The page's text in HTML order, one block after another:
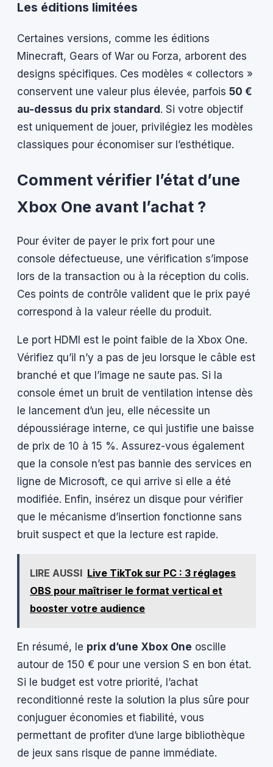
Les éditions limitées
Certaines versions, comme les éditions
Minecraft, Gears of War ou Forza, arborent des
designs spécifiques. Ces modèles « collectors »
conservent une valeur plus élevée, parfois 50 €
au-dessus du prix standard. Si votre objectif
est uniquement de jouer, privilégiez les modèles
classiques pour économiser sur l’esthétique.
Comment vérifier l’état d’une
Xbox One avant l’achat ?
Pour éviter de payer le prix fort pour une
console défectueuse, une vérification s’impose
lors de la transaction ou à la réception du colis.
Ces points de contrôle valident que le prix payé
correspond à la valeur réelle du produit.
Le port HDMI est le point faible de la Xbox One.
Vérifiez qu’il n’y a pas de jeu lorsque le câble est
branché et que l’image ne saute pas. Si la
console émet un bruit de ventilation intense dès
le lancement d’un jeu, elle nécessite un
dépoussiérage interne, ce qui justifie une baisse
de prix de 10 à 15 %. Assurez-vous également
que la console n’est pas bannie des services en
ligne de Microsoft, ce qui arrive si elle a été
modifiée. Enfin, insérez un disque pour vérifier
que le mécanisme d’insertion fonctionne sans
bruit suspect et que la lecture est rapide.
LIRE AUSSI Live TikTok sur PC : 3 réglages
OBS pour maîtriser le format vertical et
booster votre audience
En résumé, le prix d’une Xbox One oscille
autour de 150 € pour une version S en bon état.
Si le budget est votre priorité, l’achat
reconditionné reste la solution la plus sûre pour
conjuguer économies et fiabilité, vous
permettant de profiter d’une large bibliothèque
de jeux sans risque de panne immédiate.